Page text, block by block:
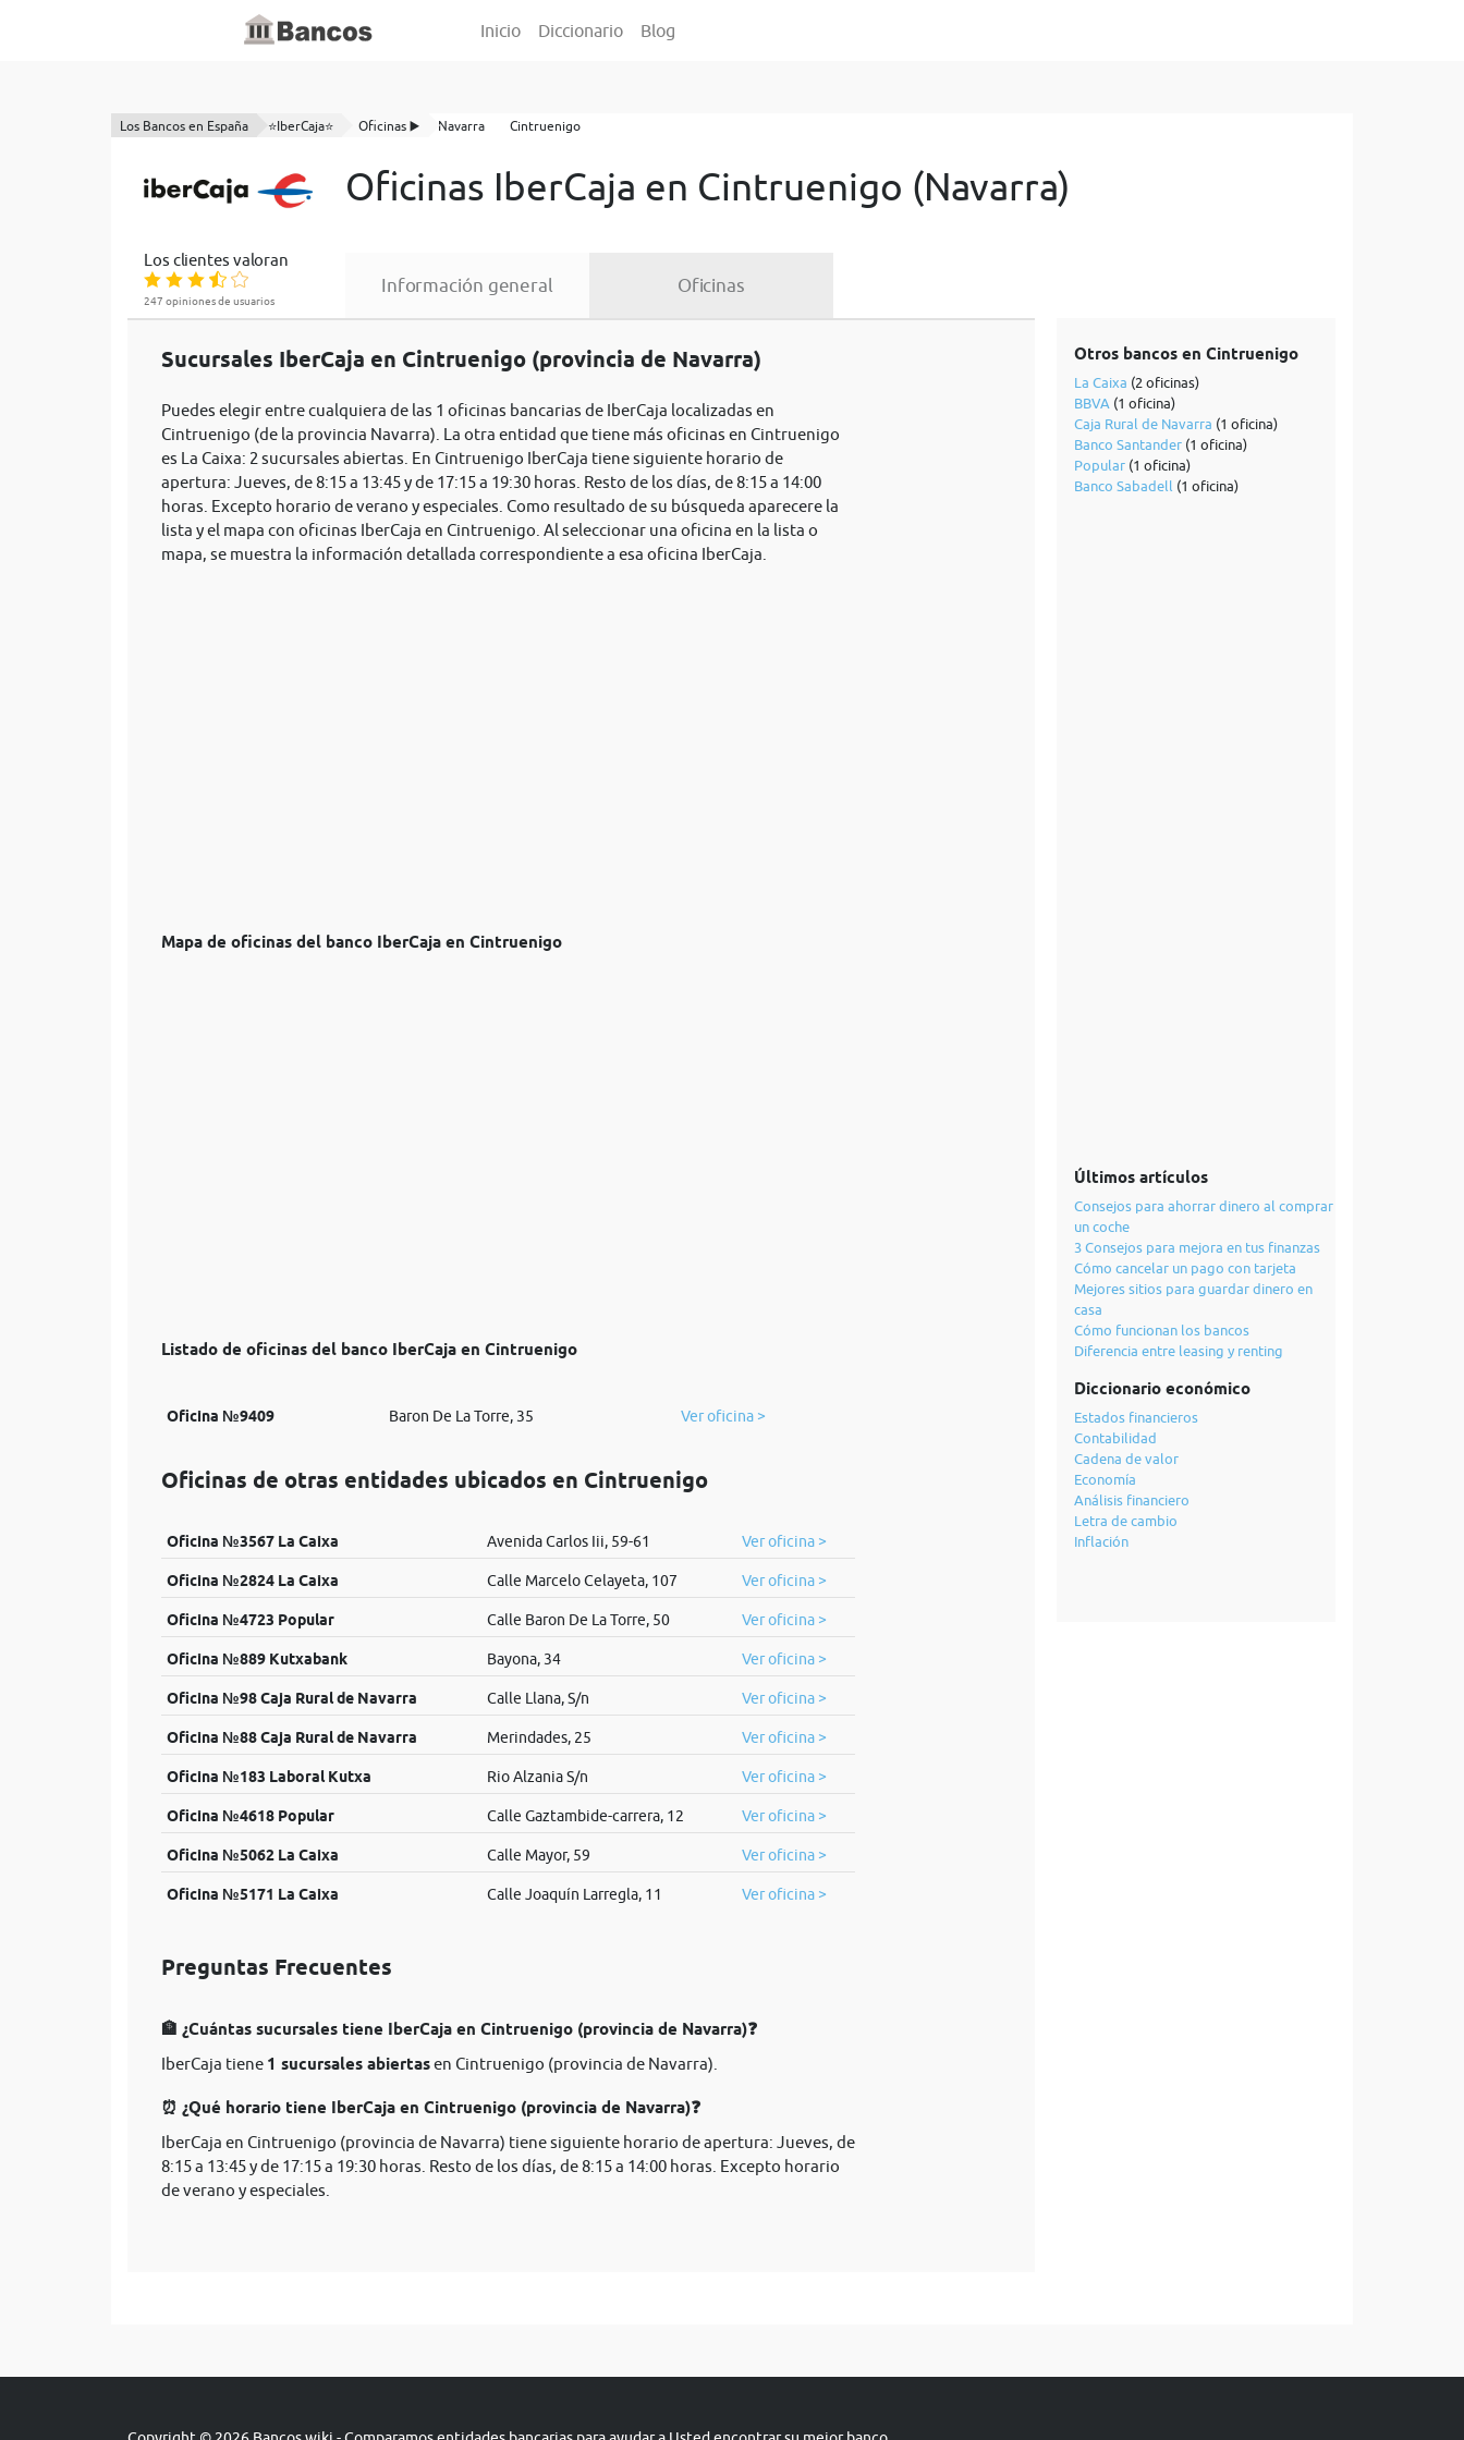
Inicio Diccionario Blog
Los Bancos en España ⭐IberCaja⭐ Oficinas ▶️ Navarra Cintruenigo
Oficinas IberCaja en Cintruenigo (Navarra)
Los clientes valoran
247 opiniones de usuarios
Información general Oficinas
Sucursales IberCaja en Cintruenigo (provincia de Navarra)
Puedes elegir entre cualquiera de las 1 oficinas bancarias de IberCaja localizadas en
Cintruenigo (de la provincia Navarra). La otra entidad que tiene más oficinas en Cintruenigo
es La Caixa: 2 sucursales abiertas. En Cintruenigo IberCaja tiene siguiente horario de
apertura: Jueves, de 8:15 a 13:45 y de 17:15 a 19:30 horas. Resto de los días, de 8:15 a 14:00
horas. Excepto horario de verano y especiales. Como resultado de su búsqueda aparecere la
lista y el mapa con oficinas IberCaja en Cintruenigo. Al seleccionar una oficina en la lista o
mapa, se muestra la información detallada correspondiente a esa oficina IberCaja.
Mapa de oficinas del banco IberCaja en Cintruenigo
Listado de oficinas del banco IberCaja en Cintruenigo
Oficina №9409 Baron De La Torre, 35 Ver oficina >
Oficinas de otras entidades ubicados en Cintruenigo
Oficina №3567 La Caixa Avenida Carlos Iii, 59-61 Ver oficina >
Oficina №2824 La Caixa Calle Marcelo Celayeta, 107 Ver oficina >
Oficina №4723 Popular Calle Baron De La Torre, 50 Ver oficina >
Oficina №889 Kutxabank Bayona, 34 Ver oficina >
Oficina №98 Caja Rural de Navarra Calle Llana, S/n Ver oficina >
Oficina №88 Caja Rural de Navarra Merindades, 25 Ver oficina >
Oficina №183 Laboral Kutxa Rio Alzania S/n Ver oficina >
Oficina №4618 Popular Calle Gaztambide-carrera, 12 Ver oficina >
Oficina №5062 La Caixa Calle Mayor, 59 Ver oficina >
Oficina №5171 La Caixa Calle Joaquín Larregla, 11 Ver oficina >
Preguntas Frecuentes
🏦 ¿Cuántas sucursales tiene IberCaja en Cintruenigo (provincia de Navarra)❓
IberCaja tiene 1 sucursales abiertasen Cintruenigo (provincia de Navarra).
⏰ ¿Qué horario tiene IberCaja en Cintruenigo (provincia de Navarra)❓
IberCaja en Cintruenigo (provincia de Navarra) tiene siguiente horario de apertura: Jueves, de
8:15 a 13:45 y de 17:15 a 19:30 horas. Resto de los días, de 8:15 a 14:00 horas. Excepto horario
de verano y especiales.
Otros bancos en Cintruenigo
La Caixa (2 oficinas)
BBVA (1 oficina)
Caja Rural de Navarra (1 oficina)
Banco Santander(1 oficina)
Popular(1 oficina)
Banco Sabadell (1 oficina)
Últimos artículos
Consejos para ahorrar dinero al comprar
un coche
3 Consejos para mejora en tus finanzas
Cómo cancelar un pago con tarjeta
Mejores sitios para guardar dinero en
casa
Cómo funcionan los bancos
Diferencia entre leasing y renting
Diccionario económico
Estados financieros
Contabilidad
Cadena de valor
Economía
Análisis financiero
Letra de cambio
Inflación